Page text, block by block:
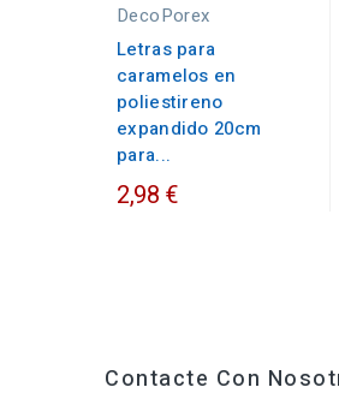
DecoPorex
Letras para
caramelos en
poliestireno
expandido 20cm
para...
2,98 €
Contacte Con